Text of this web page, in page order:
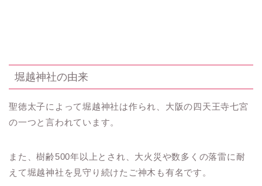
堀越神社の由来
聖徳太子によって堀越神社は作られ、大阪の四天王寺七宮
の一つと言われています。
また、樹齢500年以上とされ、大火災や数多くの落雷に耐
えて堀越神社を見守り続けたご神木も有名です。